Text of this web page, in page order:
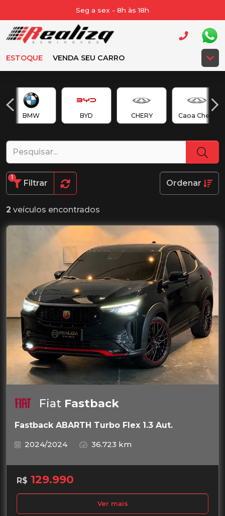
Seg a sex - 8h às 18h
ESTOQUE VENDA SEU CARRO
BMW BYD CHERY Caoa Chery
Filtrar
1
Ordenar
2 veículos encontrados
Fiat Fastback
Fastback ABARTH Turbo Flex 1.3 Aut.
2024/2024
36.723 km
R$ 129.990
Ver mais